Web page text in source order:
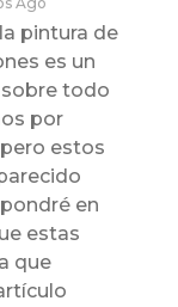
pintura de
es un
todo
por
estos
en
estas
que